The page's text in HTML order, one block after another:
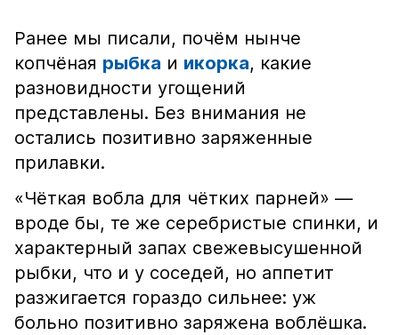
Ранее мы писали, почём нынче
копчёная рыбка и икорка, какие
разновидности угощений
представлены. Без внимания не
остались позитивно заряженные
прилавки.
«Чёткая вобла для чётких парней» —
вроде бы, те же серебристые спинки, и
характерный запах свежевысушенной
рыбки, что и у соседей, но аппетит
разжигается гораздо сильнее: уж
больно позитивно заряжена воблёшка.